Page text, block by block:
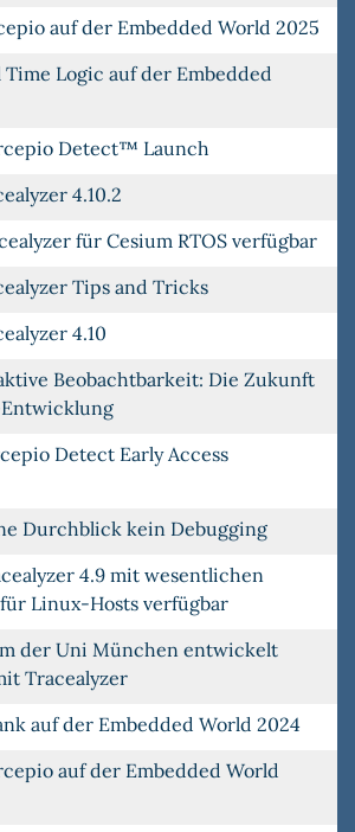
auf der Embedded World 2025
Time Logic auf der Embedded
Detect™ Launch
4.10.2
für Cesium RTOS verfügbar
Tips and Tricks
4.10
Beobachtbarkeit: Die Zukunft
Detect Early Access
Durchblick kein Debugging
4.9 mit wesentlichen
Linux-Hosts verfügbar
der Uni München entwickelt
Tracealyzer
auf der Embedded World 2024
auf der Embedded World